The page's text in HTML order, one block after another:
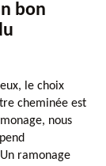
bon
le choix
cheminée est
nous
ramonage